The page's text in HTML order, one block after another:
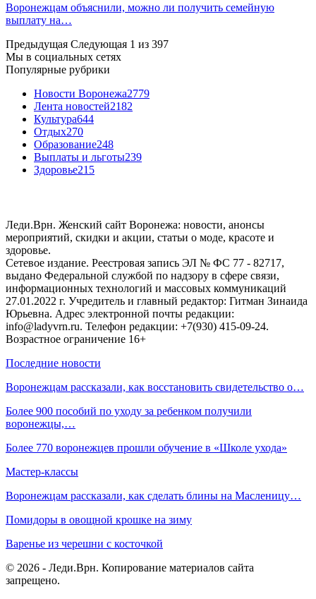
Воронежцам объяснили, можно ли получить семейную
выплату на…
Предыдущая Следующая 1 из 397
Мы в социальных сетях
Популярные рубрики
Новости Воронежа2779
Лента новостей2182
Культура644
Отдых270
Образование248
Выплаты и льготы239
Здоровье215
Леди.Врн. Женский сайт Воронежа: новости, анонсы
мероприятий, скидки и акции, статьи о моде, красоте и
здоровье.
Сетевое издание. Реестровая запись ЭЛ № ФС 77 - 82717,
выдано Федеральной службой по надзору в сфере связи,
информационных технологий и массовых коммуникаций
27.01.2022 г. Учредитель и главный редактор: Гитман Зинаида
Юрьевна. Адрес электронной почты редакции:
info@ladyvrn.ru. Телефон редакции: +7(930) 415-09-24.
Возрастное ограничение 16+
Последние новости
Воронежцам рассказали, как восстановить свидетельство о…
Более 900 пособий по уходу за ребенком получили
воронежцы,…
Более 770 воронежцев прошли обучение в «Школе ухода»
Мастер-классы
Воронежцам рассказали, как сделать блины на Масленицу…
Помидоры в овощной крошке на зиму
Варенье из черешни с косточкой
© 2026 - Леди.Врн. Копирование материалов сайта
запрещено.